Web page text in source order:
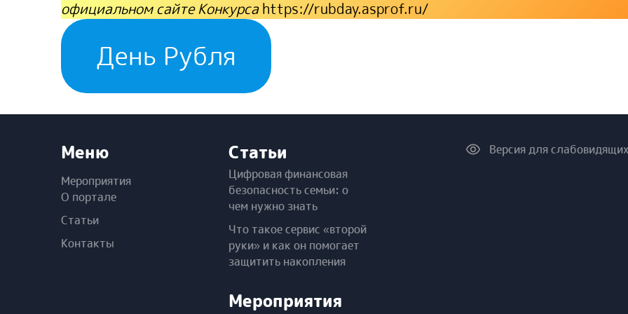
официальном сайте Конкурса https://rubday.asprof.ru/
День Рубля
Меню
Мероприятия
О портале
Статьи
Контакты
Статьи
Цифровая финансовая
безопасность семьи: о
чем нужно знать
Что такое сервис «второй
руки» и как он помогает
защитить накопления
Мероприятия
Версия для слабовидящих